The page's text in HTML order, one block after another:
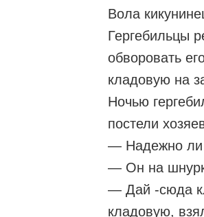
Вола
Гергебильцы
обворовать
кладовую на
Ночью
постели
— Надежно ли
— Он на
— Дай -сюда
кладовую,